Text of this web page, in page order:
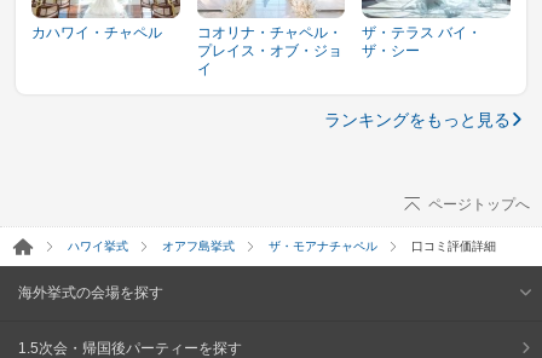
カハワイ・チャペル
コオリナ・チャペル・
プレイス・オブ・ジョ
イ
ザ・テラス バイ・
ザ・シー
ランキングをもっと見る
ページトップへ
ハワイ挙式 オアフ島挙式 ザ・モアナチャペル 口コミ評価詳細
海外挙式の会場を探す
1.5次会・帰国後パーティーを探す